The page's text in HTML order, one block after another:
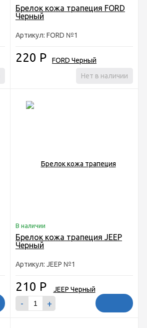
Брелок кожа трапеция FORD
Черный
Артикул: FORD №1
220 Р
Нет в наличии
В наличии
Брелок кожа трапеция JEEP
Черный
Артикул: JEEP №1
210 Р
- +